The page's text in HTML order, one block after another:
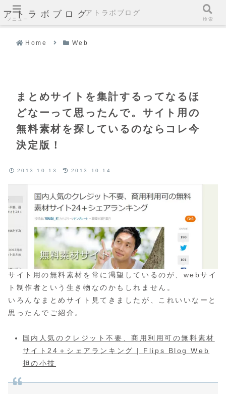
アトラボブログ
Home Web
まとめサイトを集計するってなるほ
どなーって思ったんで。サイト用の
無料素材を探しているのならコレ今
決定版！
2013.10.13 2013.10.14
サイト用の無料素材を常に渇望しているのが、webサイ
ト制作者という生き物なのかもしれません。
いろんなまとめサイト見てきましたが、これいいなーと
思ったんでご紹介。
国内人気のクレジット不要、商用利用可の無料素材
サイト24＋シェアランキング | Flips Blog Web
担の小技
メニュー
アトラボブログ
検索